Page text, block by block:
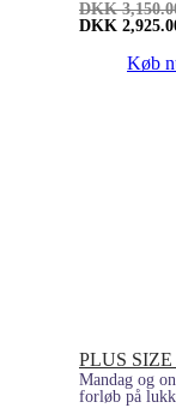
DKK
DKK
Køb
PLUS
Mandag og
forløb på